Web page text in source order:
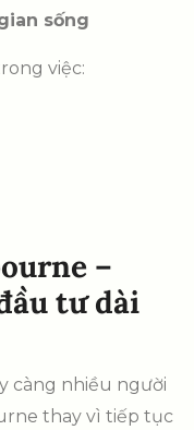
sống
việc:
–
tư dài
càng nhiều người
thay vì tiếp tục